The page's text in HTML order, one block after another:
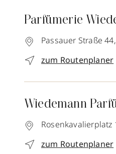
Parfümerie
Passauer Straße 44,
zum Routenplaner
Wiedemann
Rosenkavalierplatz
zum Routenplaner